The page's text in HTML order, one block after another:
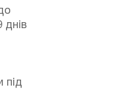
днів
під